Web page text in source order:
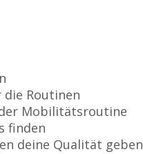
Routinen
Mobilitätsroutine
finden
deine Qualität geben